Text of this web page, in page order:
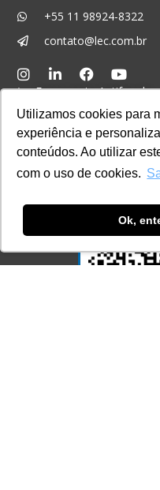
Utilizamos cookies para
experiência e
conteúdos. Ao utilizar
com o uso de cookies.
Ok,
+55 11 98924-8322
contato@lec.com.br
Ferramenta Antifraude
Consulte aqui o
Sistema e-MEC